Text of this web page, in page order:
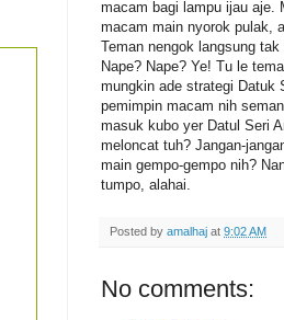
macam bagi lampu ijau aje.
macam main nyorok pulak,
Teman nengok langsung
Nape? Nape? Ye! Tu le
mungkin ade strategi Datuk
pemimpin macam nih
masuk kubo yer Datul Seri
meloncat tuh? Jangan-
main gempo-gempo nih?
tumpo, alahai.
Posted by amalhaj at 9:02 AM
No comments: